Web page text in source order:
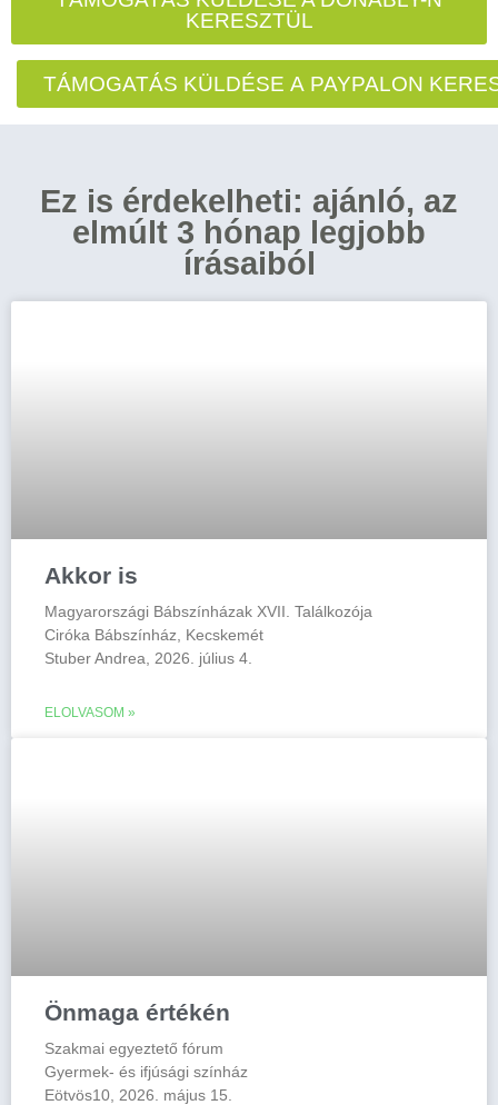
KERESZTÜL
TÁMOGATÁS KÜLDÉSE A PAYPALON
Ez is érdekelheti: ajánló, az
elmúlt 3 hónap legjobb
írásaiból
Akkor is
Magyarországi Bábszínházak XVII. Találkozója
Ciróka Bábszínház, Kecskemét
Stuber Andrea, 2026. július 4.
ELOLVASOM »
Önmaga értékén
Szakmai egyeztető fórum
Gyermek- és ifjúsági színház
Eötvös10, 2026. május 15.